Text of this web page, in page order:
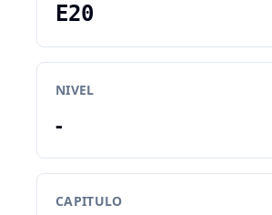
E20
NIVEL
-
CAPITULO